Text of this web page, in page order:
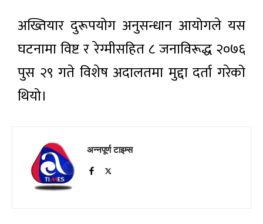
अख्तियार दुरूपयोग अनुसन्धान आयोगले यस
घटनामा विष्ट र रेग्मीसहित ८ जनाविरूद्ध २०७६
पुस २९ गते विशेष अदालतमा मुद्दा दर्ता गरेको
थियो।
अन्नपूर्ण टाइम्स